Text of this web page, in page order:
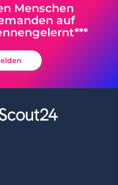
Menschen
auf